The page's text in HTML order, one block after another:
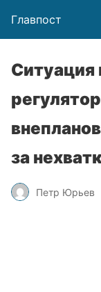
Главпост
Ситуация
за
Петр Юрьев